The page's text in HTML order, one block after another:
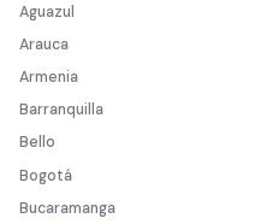
Aguazul
Arauca
Armenia
Barranquilla
Bello
Bogotá
Bucaramanga